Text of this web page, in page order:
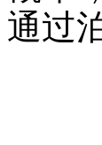
通过